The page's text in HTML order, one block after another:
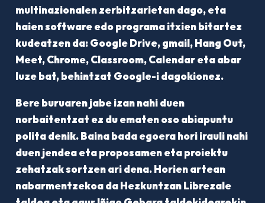
multinazionalen zerbitzarietan dago, eta
haien software edo programa itxien bitartez
kudeatzen da: Google Drive, gmail, Hang Out,
Meet, Chrome, Classroom, Calendar eta abar
luze bat, behintzat Google-i dagokionez.
Bere buruaren jabe izan nahi duen
norbaitentzat ez du ematen oso abiapuntu
polita denik. Baina bada egoera hori irauli nahi
duen jendea eta proposamen eta proiektu
zehatzak sortzen ari dena. Horien artean
nabarmentzekoa da Hezkuntzan Librezale